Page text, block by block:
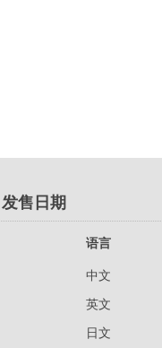
发售日期
语言
中文
英文
日文